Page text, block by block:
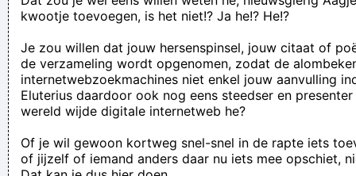
kwootje toevoegen, is het niet!? Ja he!? He!?
Je zou willen dat jouw hersenspinsel, jouw citaat of
de verzameling wordt opgenomen, zodat de
internetwebzoekmachines niet enkel jouw aanvulling
Eluterius daardoor ook nog eens steedser en
wereld wijde digitale internetweb he?
Of je wil gewoon kortweg snel-snel in de rapte iets
of jijzelf of iemand anders daar nu iets mee opschiet,